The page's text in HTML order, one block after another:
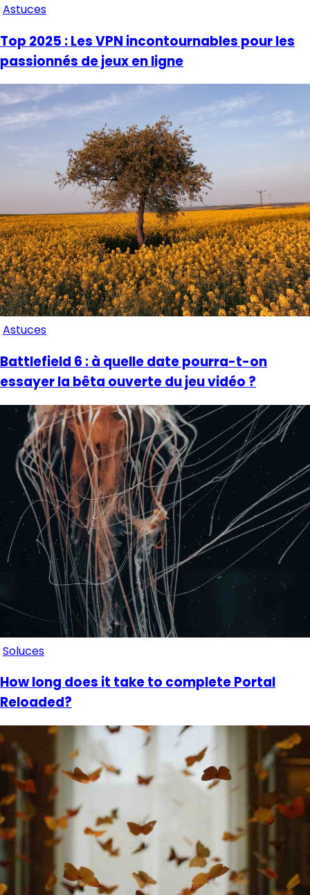
Astuces
Top 2025 : Les VPN incontournables pour les
passionnés de jeux en ligne
Astuces
Battlefield 6 : à quelle date pourra-t-on
essayer la bêta ouverte du jeu vidéo ?
Soluces
How long does it take to complete Portal
Reloaded?